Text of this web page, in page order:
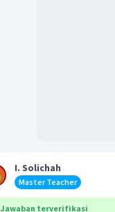
I. Solichah
Master Teacher
Jawaban terverifikasi